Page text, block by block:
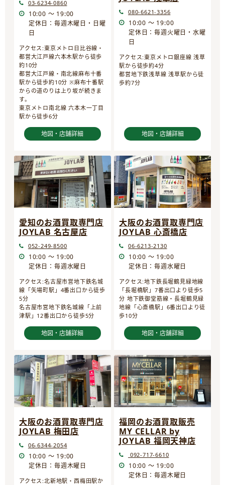
03-6234-0860
10:00 ～ 19:00
定休日：毎週木曜日・日曜
日
アクセス:東京メトロ日比谷線・
都営大江戸線六本木駅から徒歩
約10分
都営大江戸線・南北線麻布十番
駅から徒歩約10分 ※麻布十番駅
からの道のりは上り坂が続きま
す。
東京メトロ南北線 六本木一丁目
駅から徒歩6分
地図・店舗詳細
080-6621-3356
10:00 ～ 19:00
定休日：毎週火曜日・水曜
日
アクセス:東京メトロ銀座線 浅草
駅から徒歩約4分
都営地下鉄浅草線 浅草駅から徒
歩約7分
地図・店舗詳細
愛知のお酒買取専門店
JOYLAB 名古屋店
052-249-8500
10:00 ～ 19:00
定休日：毎週水曜日
アクセス:名古屋市営地下鉄名城
線「矢場町駅」4番出口から徒歩
5分
名古屋市営地下鉄名城線「上前
津駅」12番出口から徒歩5分
地図・店舗詳細
大阪のお酒買取専門店
JOYLAB 心斎橋店
06-6213-2130
10:00 ～ 19:00
定休日：毎週水曜日
アクセス:地下鉄長堀鶴見緑地線
「長堀橋駅」7番出口より徒歩5
分 地下鉄御堂筋線・長堀鶴見緑
地線「心斎橋駅」6番出口より徒
歩10分
地図・店舗詳細
大阪のお酒買取専門店
JOYLAB 梅田店
06-6344-2054
10:00 ～ 19:00
定休日：毎週木曜日
アクセス:北新地駅・西梅田駅か
福岡のお酒買取販売
MY CELLAR by
JOYLAB 福岡天神店
092-717-6610
10:00 ～ 19:00
定休日：毎週木曜日